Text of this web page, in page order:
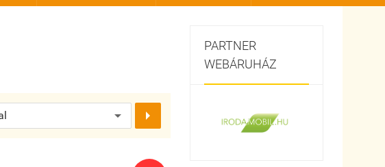

PARTNER
WEBÁRUHÁZ